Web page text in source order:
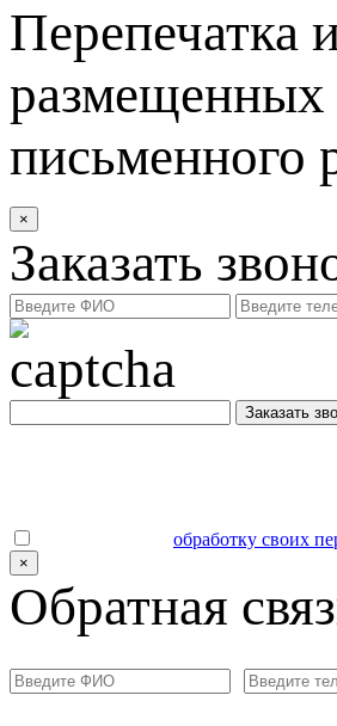
Перепечатка
размещенных
×
Заказать
Заказать
обработку своих
×
Обратная